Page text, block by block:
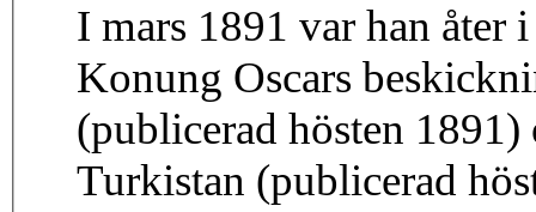
I mars 1891 var han åter
Konung Oscars
(publicerad hösten
Turkistan (publicerad